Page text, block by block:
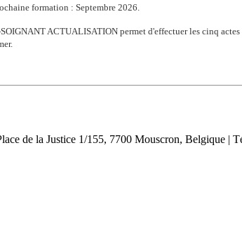
formation : Septembre 2026.
ACTUALISATION permet d'effectuer les cinq
de la Justice 1/155, 7700 Mouscron, Belgique |